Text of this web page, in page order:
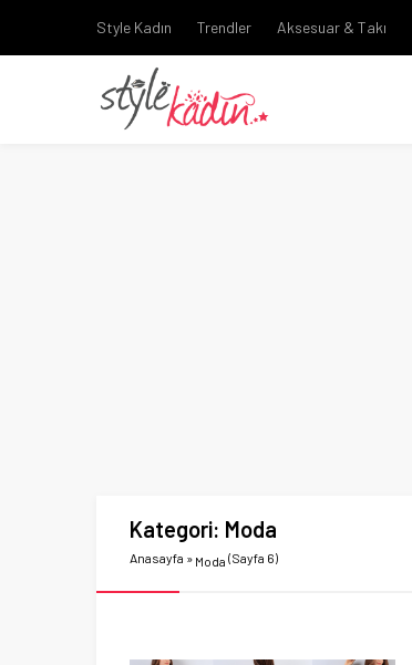
Style Kadın Trendler Aksesuar & Takı
Kategori: Moda
Anasayfa » Moda (Sayfa 6)